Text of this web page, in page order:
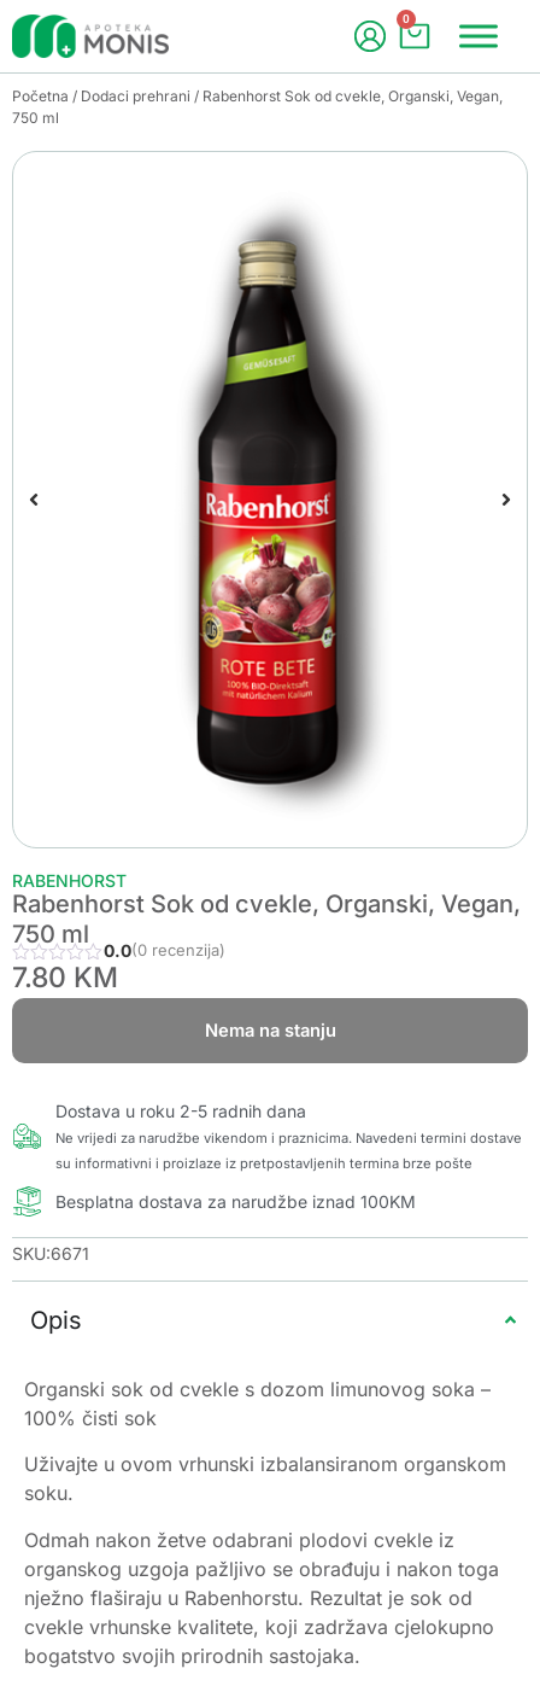
0
Početna / Dodaci prehrani / Rabenhorst Sok od cvekle, Organski, Vegan,
750 ml
RABENHORST
Rabenhorst Sok od cvekle, Organski, Vegan,
750 ml
0.0(0 recenzija)
7.80 KM
Nema na stanju
Dostava u roku 2-5 radnih dana
Ne vrijedi za narudžbe vikendom i praznicima. Navedeni termini dostave
su informativni i proizlaze iz pretpostavljenih termina brze pošte
Besplatna dostava za narudžbe iznad 100KM
SKU:6671
Opis
Organski sok od cvekle s dozom limunovog soka –
100% čisti sok
Uživajte u ovom vrhunski izbalansiranom organskom
soku.
Odmah nakon žetve odabrani plodovi cvekle iz
organskog uzgoja pažljivo se obrađuju i nakon toga
nježno flaširaju u Rabenhorstu. Rezultat je sok od
cvekle vrhunske kvalitete, koji zadržava cjelokupno
bogatstvo svojih prirodnih sastojaka.